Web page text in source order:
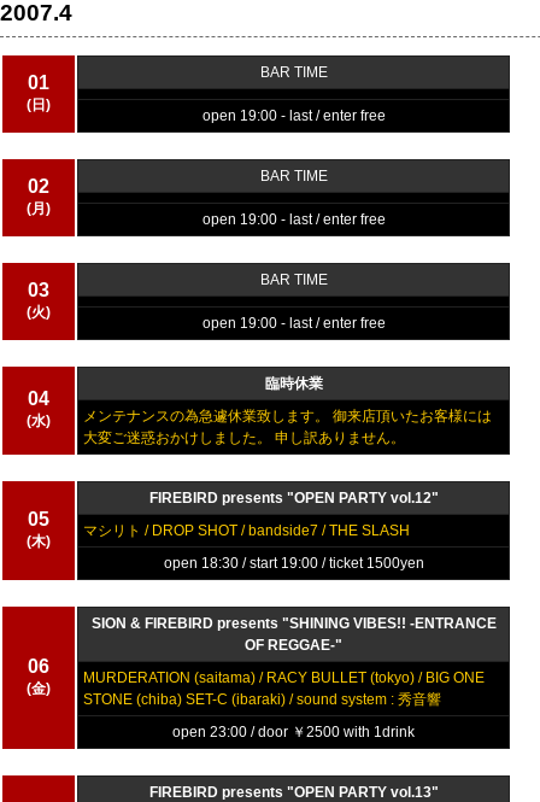
2007.4
01
(日)
BAR TIME
open 19:00 - last / enter free
02
(月)
BAR TIME
open 19:00 - last / enter free
03
(火)
BAR TIME
open 19:00 - last / enter free
04
(水)
臨時休業
メンテナンスの為急遽休業致します。 御来店頂いたお客様には
大変ご迷惑おかけしました。 申し訳ありません。
05
(木)
FIREBIRD presents "OPEN PARTY vol.12"
マシリト / DROP SHOT / bandside7 / THE SLASH
open 18:30 / start 19:00 / ticket 1500yen
06
(金)
SION & FIREBIRD presents "SHINING VIBES!! -ENTRANCE
OF REGGAE-"
MURDERATION (saitama) / RACY BULLET (tokyo) / BIG ONE
STONE (chiba) SET-C (ibaraki) / sound system : 秀音響
open 23:00 / door ￥2500 with 1drink
FIREBIRD presents "OPEN PARTY vol.13"